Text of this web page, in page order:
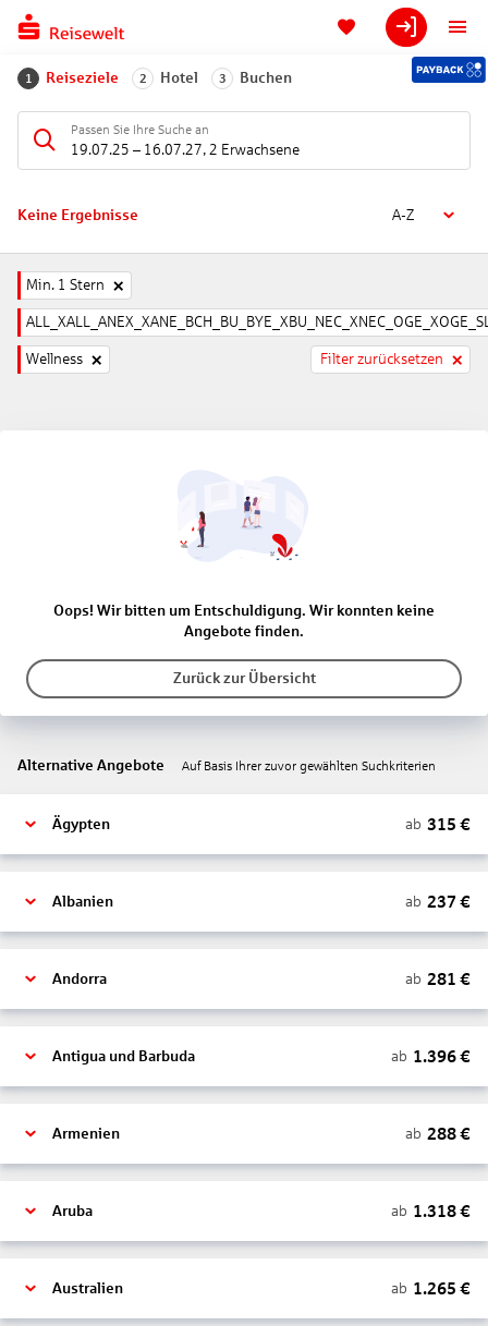
1 Reiseziele 2 Hotel 3 Buchen
Passen Sie Ihre Suche an
19.07.25 – 16.07.27, 2 Erwachsene
Keine Ergebnisse A-Z
Min. 1 Stern
Wellness Filter zurücksetzen
Oops! Wir bitten um Entschuldigung. Wir konnten keine
Angebote finden.
Zurück zur Übersicht
Alternative Angebote Auf Basis Ihrer zuvor gewählten Suchkriterien
Ägypten ab 315 €
Albanien ab 237 €
Andorra ab 281 €
Antigua und Barbuda ab 1.396€
Armenien ab 288€
Aruba ab 1.318€
Australien ab 1.265 €